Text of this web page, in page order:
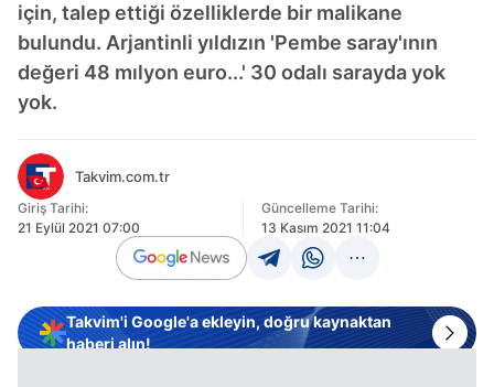
için, talep ettiği özelliklerde bir malikane
bulundu. Arjantinli yıldızın 'Pembe saray'ının
değeri 48 mılyon euro...' 30 odalı sarayda yok
yok.
Takvim.com.tr
Giriş Tarihi:
21 Eylül 2021 07:00
Güncelleme Tarihi:
13 Kasım 2021 11:04
Takvim'i Google'a ekleyin, doğru kaynaktan
haberi alın!